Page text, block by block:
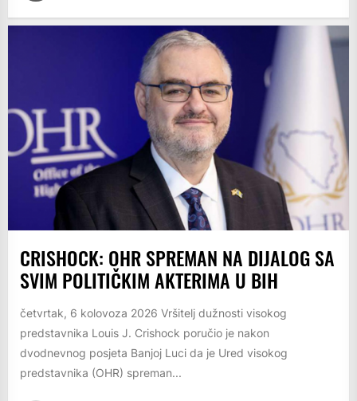
CRISHOCK: OHR SPREMAN NA DIJALOG SA
SVIM POLITIČKIM AKTERIMA U BIH
četvrtak, 6 kolovoza 2026 Vršitelj dužnosti visokog
predstavnika Louis J. Crishock poručio je nakon
dvodnevnog posjeta Banjoj Luci da je Ured visokog
predstavnika (OHR) spreman...